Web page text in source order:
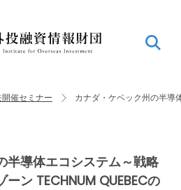
催セミナー カナダ・ケベック州の半導
半導体エコシステム～戦略
ン TECHNUM QUEBECの